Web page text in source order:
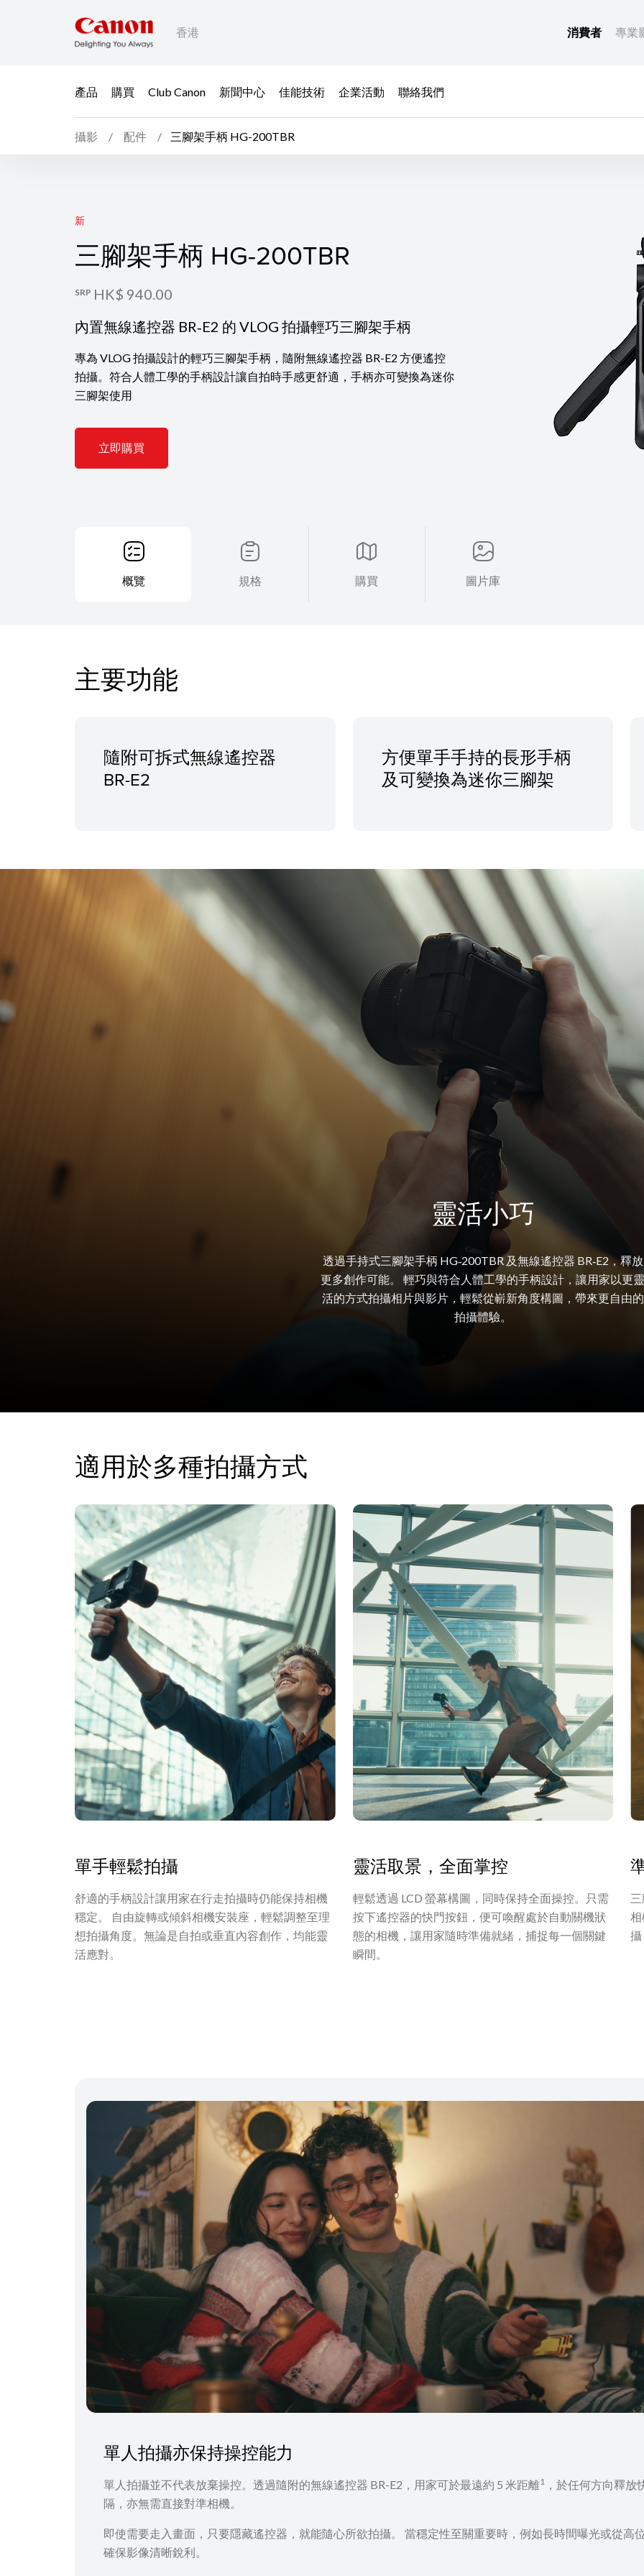
香港 消費者 專業
產品 購買 Club Canon 新聞中心 佳能技術 企業活動 聯絡我們
攝影 配件 三腳架手柄 HG-200TBR
三腳架手柄 HG-200TBR
新
三腳架手柄 HG-200TBR
SRP HK$ 940.00
內置無線遙控器 BR‑E2 的 VLOG 拍攝輕巧三腳架手柄
專為 VLOG 拍攝設計的輕巧三腳架手柄，隨附無線遙控器 BR-E2 方便遙控
拍攝。符合人體工學的手柄設計讓自拍時手感更舒適，手柄亦可變換為迷你
三腳架使用
立即購買
概覽 規格 購買 圖片庫
主要功能
隨附可拆式無線遙控器
BR-E2
方便單手手持的長形手柄
及可變換為迷你三腳架
靈活小巧
透過手持式三腳架手柄 HG‑200TBR 及無線遙控器 BR‑E2，釋放
更多創作可能。 輕巧與符合人體工學的手柄設計，讓用家以更
活的方式拍攝相片與影片，輕鬆從嶄新角度構圖，帶來更自由的
拍攝體驗。
適用於多種拍攝方式
單手輕鬆拍攝
舒適的手柄設計讓用家在行走拍攝時仍能保持相機
穩定。 自由旋轉或傾斜相機安裝座，輕鬆調整至理
想拍攝角度。無論是自拍或垂直內容創作，均能靈
活應對。
靈活取景，全面掌控
輕鬆透過 LCD 螢幕構圖，同時保持全面操控。只需
按下遙控器的快門按鈕，便可喚醒處於自動關機狀
態的相機，讓用家隨時準備就緒，捕捉每一個關鍵
瞬間。
單人拍攝亦保持操控能力
單人拍攝並不代表放棄操控。透過隨附的無線遙控器 BR-E2，用家可於最遠約 5 米距離1 ，於任何方向釋
隔，亦無需直接對準相機。
即使需要走入畫面，只要隱藏遙控器，就能隨心所欲拍攝。 當穩定性至關重要時，例如長時間曝光或從高
確保影像清晰銳利。